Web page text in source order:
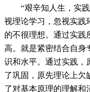
“艰辛知人生，实
视理论学习，忽视实践
的不很理想。通过实践
高。就是紧密结合自身
识和水平。通过实践，
了巩固，原先理论上欠
了对基本原理的理解和